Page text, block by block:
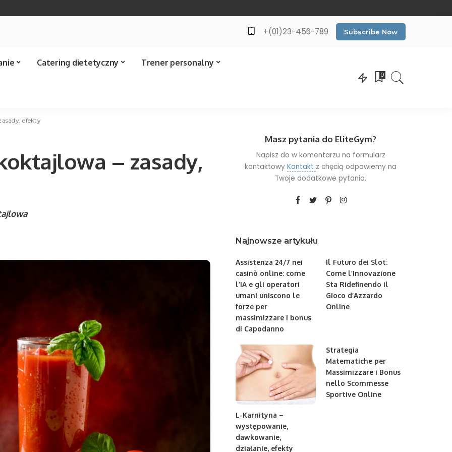
+(01)23-456-789 Subscribe Now
Catering dietetyczny Trener personalny
0
efekty
– zasady,
Masz pytania do EliteGym?
Napisz do w komentarzu na formularz
kontaktowyKontakt z chęcią odpowiemy na
Twoje dodatkowe pytania.
Najnowsze artykułu
Assistenza 24/7 nei
casinò online: come
l’IA e gli operatori
umani uniscono le
forze per
massimizzare i bonus
di Capodanno
Il Futuro dei Slot:
Come l’Innovazione
Sta Ridefinendo il
Gioco d’Azzardo
Online
L-Karnityna –
występowanie,
dawkowanie,
działanie, efekty
Strategia
Matematiche per
Massimizzare i Bonus
nello Scommesse
Sportive Online